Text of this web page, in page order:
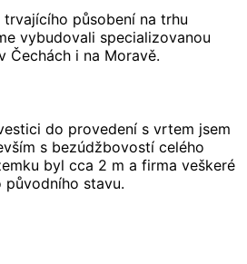
působení na trhu
vybudovali specializovanou
Čechách i na Moravě.
do provedení s vrtem jsem
s bezúdžbovostí celého
byl cca 2 m a firma veškeré
původního stavu.